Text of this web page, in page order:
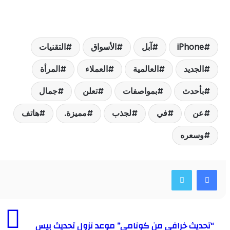
آبل الأسواق التقنيات
العالمية العملاء المرأة
بمواصفات تعلن جمال
في لجذب مميزة. هاتف
خرافي من كونامي” موعد نزول تحديث بيس